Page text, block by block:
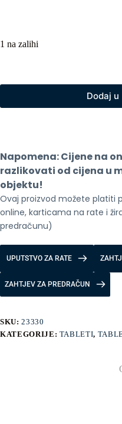
1 na zalihi
Dodaj u
Napomena: Cijene na
razlikovati od cijena u
objektu!
Ovaj proizvod možete platiti
online, karticama na rate i
predračunu)
UPUTSTVO ZA RATE
ZAHTJEV ZA PREDRAČUN
SKU:23330
KATEGORIJE: TABLETI,